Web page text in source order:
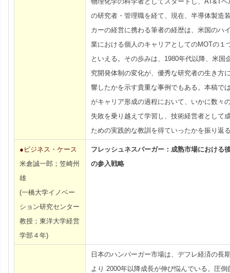
の研究者・管理職を経て、現在、半導体製造
カーの経営に携わる筆者の経歴は、米国のハ
業における個人のキャリアとしてのMOTの１
といえる。その歩みは、1980年代以降、米国
究開発体制の変化が、優秀な研究者の生き方
響したかを示す貴重な事例でもある。本稿で
がキャリア形成の過程において、いかに数々
失敗を乗り越えて学習し、技術経営者として
ための実践的な教訓を得ていったかを振り返
●ビジネス・ケース
米倉誠一郎；笠崎州
雄
(一橋大学イノベー
ション研究センター
教授；東洋大学経営
学部４年)
フレッシュネスバーガー：成熟市場における
の参入戦略
日本のハンバーガー市場は、デフレ経済の長
より 2000年以降成長が伸び悩んでいる。圧倒